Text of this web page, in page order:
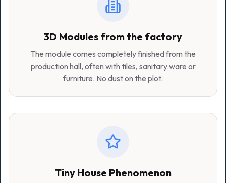
3D Modules from the factory
The module comes completely finished from the
production hall, often with tiles, sanitary ware or
furniture. No dust on the plot.
Tiny House Phenomenon